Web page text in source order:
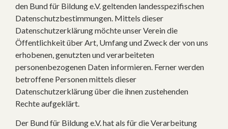
den Bund für Bildung e.V. geltenden landesspezifischen
Datenschutzbestimmungen. Mittels dieser
Datenschutzerklärung möchte unser Verein die
Öffentlichkeit über Art, Umfang und Zweck der von uns
erhobenen, genutzten und verarbeiteten
personenbezogenen Daten informieren. Ferner werden
betroffene Personen mittels dieser
Datenschutzerklärung über die ihnen zustehenden
Rechte aufgeklärt.
Der Bund für Bildung e.V. hat als für die Verarbeitung